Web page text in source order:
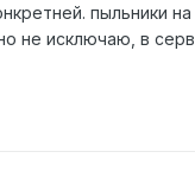
пыльники
не исключаю, в